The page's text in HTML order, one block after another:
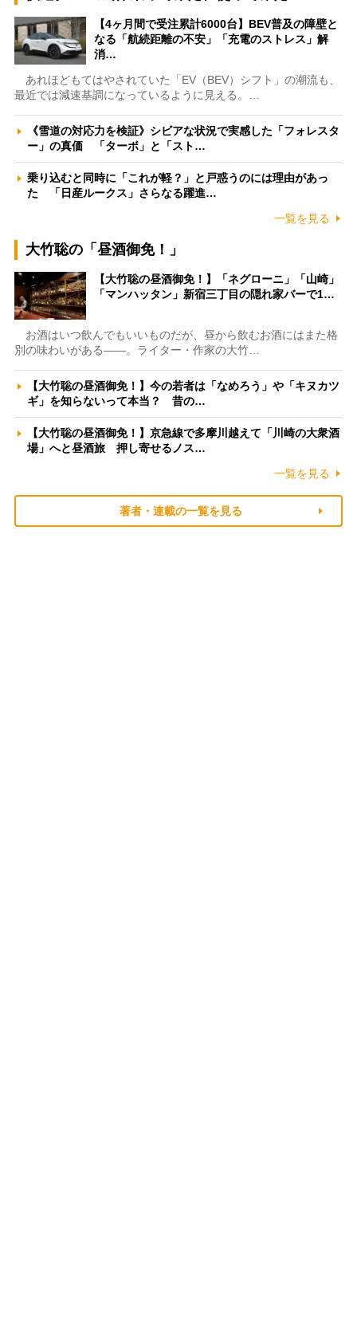
【4ヶ月間で受注累計6000台】BEV普及の障壁と
なる「航続距離の不安」「充電のストレス」解
消…
あれほどもてはやされていた「EV（BEV）シフト」の潮流も、
最近では減速基調になっているように見える。…
《雪道の対応力を検証》シビアな状況で実感した「フォレスタ
ー」の真価 「ターボ」と「スト…
乗り込むと同時に「これが軽？」と戸惑うのには理由があっ
た 「日産ルークス」さらなる躍進…
一覧を見る
大竹聡の「昼酒御免！」
【大竹聡の昼酒御免！】「ネグローニ」「山崎」
「マンハッタン」新宿三丁目の隠れ家バーで1…
お酒はいつ飲んでもいいものだが、昼から飲むお酒にはまた格
別の味わいがある――。ライター・作家の大竹…
【大竹聡の昼酒御免！】今の若者は「なめろう」や「キヌカツ
ギ」を知らないって本当？ 昔の…
【大竹聡の昼酒御免！】京急線で多摩川越えて「川崎の大衆酒
場」へと昼酒旅 押し寄せるノス…
一覧を見る
著者・連載の一覧を見る